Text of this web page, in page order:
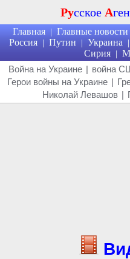
Русское А
Главная | Главные новости
Россия | Путин | Украина |
Сирия |
Война на Украине | война
Герои войны на Украине |
Николай Левашов |